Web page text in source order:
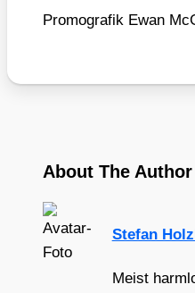
Pro­mo­gra­fik Ewan
About The Author
Stefan
Meist